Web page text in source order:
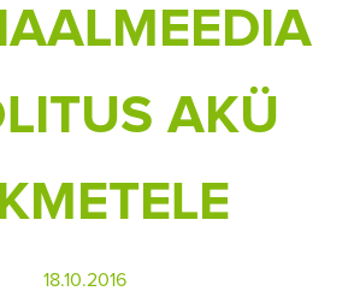
AKÜ
18.10.2016